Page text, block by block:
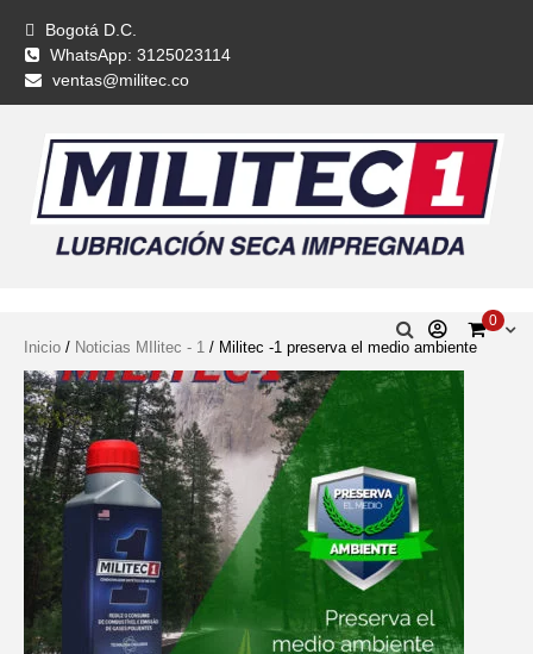
Bogotá D.C.
WhatsApp: 3125023114
ventas@militec.co
0
Inicio / Noticias MIlitec - 1 / Militec -1 preserva el medio ambiente